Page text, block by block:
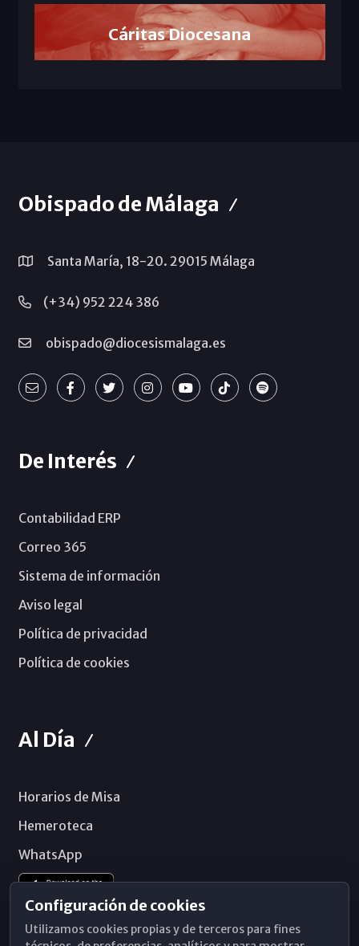
Cáritas Diocesana
Obispado de Málaga
Santa María, 18-20. 29015 Málaga
(+34) 952 224 386
obispado@diocesismalaga.es
De Interés
Contabilidad ERP
Correo 365
Sistema de información
Aviso legal
Política de privacidad
Política de cookies
Al Día
Horarios de Misa
Hemeroteca
WhatsApp
Configuración de cookies
Utilizamos cookies propias y de terceros para fines